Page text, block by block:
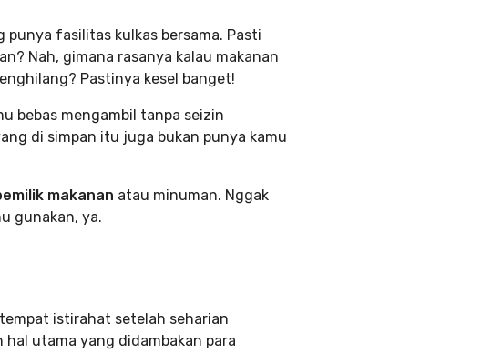
fasilitas kulkas bersama. Pasti
Nah, gimana rasanya kalau makanan
Pastinya kesel banget!
bebas mengambil tanpa seizin
di simpan itu juga bukan punya kamu
makanan atau minuman. Nggak
gunakan, ya.
istirahat setelah seharian
utama yang didambakan para